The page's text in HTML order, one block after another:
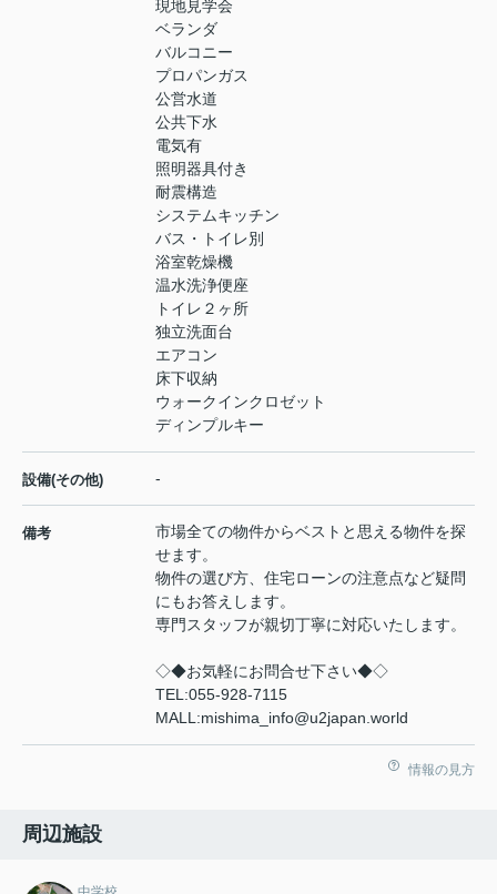
現地見学会
ベランダ
バルコニー
プロパンガス
公営水道
公共下水
電気有
照明器具付き
耐震構造
システムキッチン
バス・トイレ別
浴室乾燥機
温水洗浄便座
トイレ２ヶ所
独立洗面台
エアコン
床下収納
ウォークインクロゼット
ディンプルキー
設備(その他) -
備考
市場全ての物件からベストと思える物件を探
せます。
物件の選び方、住宅ローンの注意点など疑問
にもお答えします。
専門スタッフが親切丁寧に対応いたします。
◇◆お気軽にお問合せ下さい◆◇
TEL:055-928-7115
MALL:mishima_info@u2japan.world
情報の見方
周辺施設